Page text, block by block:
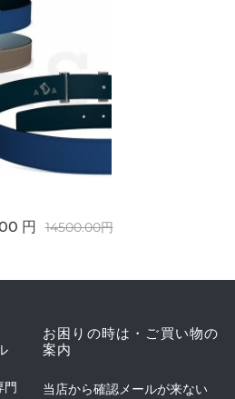
円 14500.00円
門
お困りの時は・ご買い物の
案内
当店から確認メールが来ない